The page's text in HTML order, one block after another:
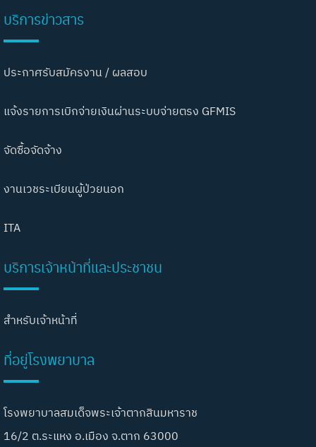
บริการข่าวสาร
ประกาศรับสมัครงาน / ผลสอบ
แจ้งรายการเบิกจ่ายเงินผ่านระบบจ่ายตรง GFMIS
จัดซื้อจัดจ้าง
งานเวชระเบียนผู้ป่วยนอก
ITA
บริการเจ้าหน้าที่และประชาชน
สำหรับเจ้าหน้าที่
ที่อยู่โรงพยาบาล
โรงพยาบาลสมเด็จพระเจ้าตากสินมหาราช
16/2 ต.ระแหง อ.เมือง จ.ตาก 63000